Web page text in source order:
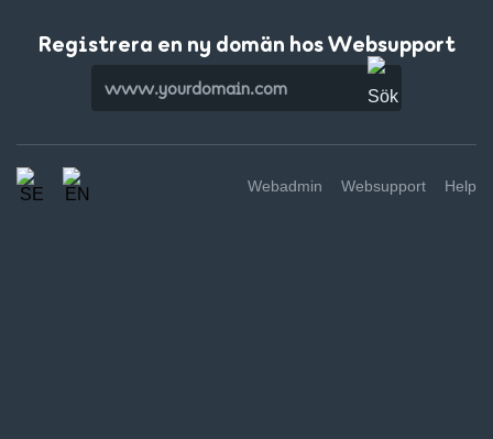
Registrera en ny domän hos Websupport
Webadmin Websupport Help